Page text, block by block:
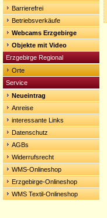
Barrierefrei
Betriebsverkäufe
Webcams Erzgebirge
Objekte mit Video
Erzgebirge Regional
Orte
Service
Neueintrag
Anreise
interessante Links
Datenschutz
AGBs
Widerrufsrecht
WMS-Onlineshop
Erzgebirge-Onlineshop
WMS Textil-Onlineshop